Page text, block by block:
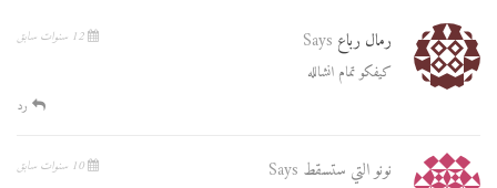
رمال رباع Says
كيفكو تمام انشالله
رد
نونو التي ستسقط Says